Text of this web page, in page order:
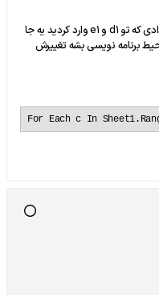
اگه بخوام range سلول ها رو هم مثل اون اعدادی که تو d1 و e1 وارد کردید یه جا
برنامه نویسی بشه تغییرش
For Each c In